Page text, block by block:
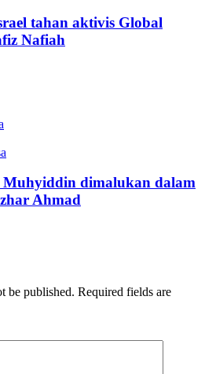
tahan aktivis Global
Nafiah
dimalukan dalam
Ahmad
be published. Required fields are